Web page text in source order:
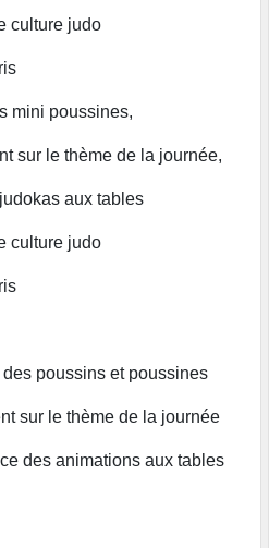
culture judo
mini poussines,
sur le thème de la journée,
aux tables
culture judo
poussins et poussines
sur le thème de la journée
des animations aux tables